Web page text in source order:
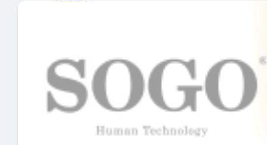
INICIO
EMPRESAS
GUÍA DE COMPRA